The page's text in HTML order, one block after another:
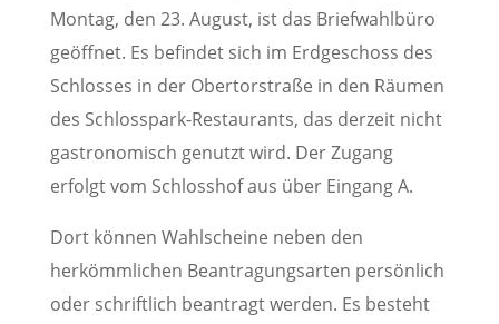
Montag, den 23. August, ist das Briefwahlbüro
geöffnet. Es befindet sich im Erdgeschoss des
Schlosses in der Obertorstraße in den Räumen
des Schlosspark-Restaurants, das derzeit nicht
gastronomisch genutzt wird. Der Zugang
erfolgt vom Schlosshof aus über Eingang A.
Dort können Wahlscheine neben den
herkömmlichen Beantragungsarten persönlich
oder schriftlich beantragt werden. Es besteht